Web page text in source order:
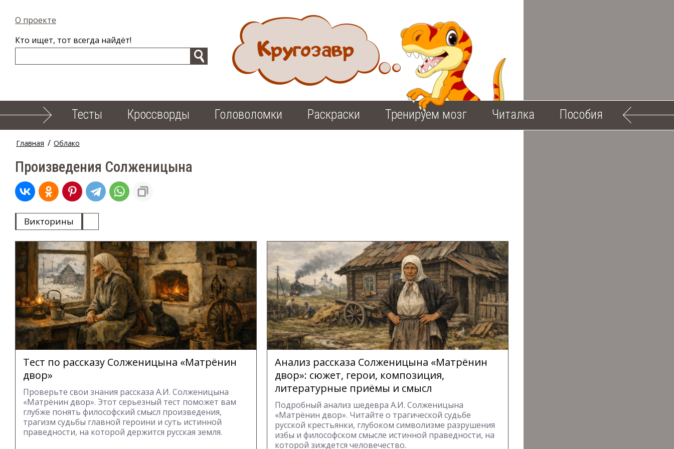
О проекте
Кто ищет, тот всегда найдёт!
Тесты Кроссворды Головоломки Раскраски Тренируем мозг Читалка Пособия
Главная / Облако
Произведения Солженицына
Викторины
Тест по рассказу Солженицына «Матрёнин
двор»
Проверьте свои знания рассказа А.И. Солженицына
«Матрёнин двор». Этот серьезный тест поможет вам
глубже понять философский смысл произведения,
трагизм судьбы главной героини и суть истинной
праведности, на которой держится русская земля.
Анализ рассказа Солженицына «Матрёнин
двор»: сюжет, герои, композиция,
литературные приёмы и смысл
Подробный анализ шедевра А.И. Солженицына
«Матрёнин двор». Читайте о трагической судьбе
русской крестьянки, глубоком символизме разрушения
избы и философском смысле истинной праведности, на
которой зиждется человечество.